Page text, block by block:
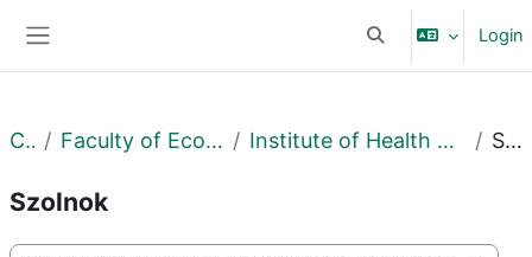
Attiva/disattivaLogin
Corsi Faculty of Economics and Business Institute of Health Economy and Management Szolnok
Szolnok